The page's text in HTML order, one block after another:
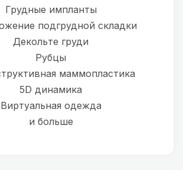
Грудные импланты
подгрудной складки
Декольте груди
Рубцы
маммопластика
5D динамика
Виртуальная одежда
и больше